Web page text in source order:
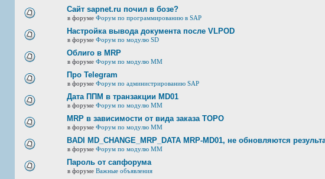
Сайт sapnet.ru почил в бозе?
в форуме Форум по программированию в SAP
Настройка вывода документа после VLPOD
в форуме Форум по модулю SD
Облиго в MRP
в форуме Форум по модулю ММ
Про Telegram
в форуме Форум по администрированию SAP
Дата ППМ в транзакции MD01
в форуме Форум по модулю ММ
MRP в зависимости от вида заказа ТОРО
в форуме Форум по модулю ММ
BADI MD_CHANGE_MRP_DATA MRP-MD01, не обновляются
в форуме Форум по модулю ММ
Пароль от сапфорума
в форуме Важные объявления